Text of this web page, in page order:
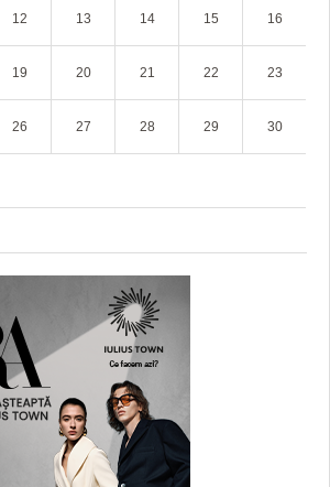
12 13 14 15 16
19 20 21 22 23
26 27 28 29 30